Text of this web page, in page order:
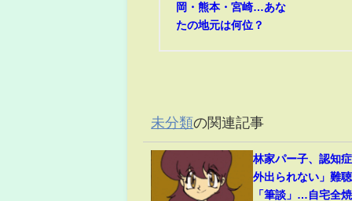
岡・熊本・宮崎…あな
たの地元は何位？
未分類の関連記事
林家パー子、認知
外出られない」難
「筆談」…自宅全